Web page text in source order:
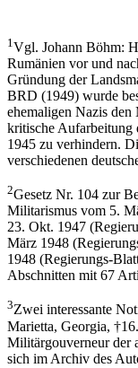
1 Vgl. Johann Böhm:
Rumänien vor und
Gründung der
BRD (1949) wurde
ehemaligen Nazis den
kritische Aufarbeitung
1945 zu verhindern.
verschiedenen
2Gesetz Nr. 104 zur
Militarismus vom 5.
23. Okt. 1947
März 1948
1948 (Regierungs-
Abschnitten mit 67
3Zwei interessante
Marietta, Georgia,
Militärgouverneur der
sich im Archiv des